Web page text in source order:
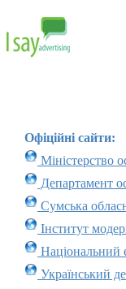
Офіційні сайти:
Міністерство
Департамент
Сумська
Інститут
Національний
Український